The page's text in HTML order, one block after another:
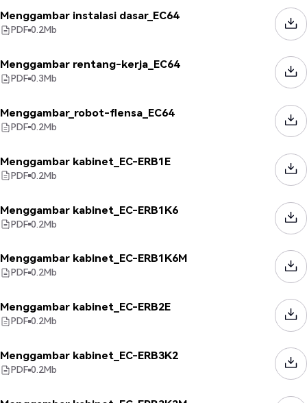
Menggambar instalasi dasar_EC64
PDF 0.2Mb
Menggambar rentang-kerja_EC64
PDF 0.3Mb
Menggambar_robot-flensa_EC64
PDF 0.2Mb
Menggambar kabinet_EC-ERB1E
PDF 0.2Mb
Menggambar kabinet_EC-ERB1K6
PDF 0.2Mb
Menggambar kabinet_EC-ERB1K6M
PDF 0.2Mb
Menggambar kabinet_EC-ERB2E
PDF 0.2Mb
Menggambar kabinet_EC-ERB3K2
PDF 0.2Mb